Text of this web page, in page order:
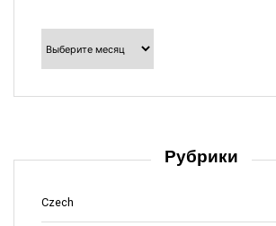
Архивы
Рубрики
Czech